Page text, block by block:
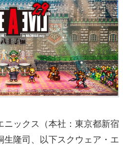
ックス（本社：東京都新宿
隆司、以下スクウェア・エ